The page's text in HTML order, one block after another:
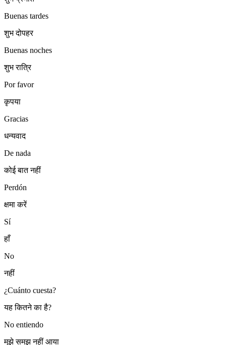
Buenas tardes
शुभ दोपहर
Buenas noches
शुभ रात्रि
Por favor
कृपया
Gracias
धन्यवाद
De nada
कोई बात नहीं
Perdón
क्षमा करें
Sí
हाँ
No
नहीं
¿Cuánto cuesta?
यह कितने का है?
No entiendo
मुझे समझ नहीं आया